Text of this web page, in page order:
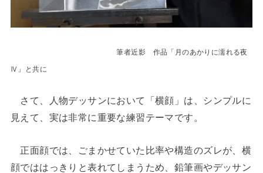
筆者近影 作品「月のあかりに濡れる夜
Ⅳ」と共に
さて、人物デッサンにおいて「横顔」は、シンプルに
見えて、実は非常に重要な練習テーマです。
正面顔では、ごまかせていた比率や構造のズレが、横
顔でははっきりと表れてしまうため、鉛筆画やデッサン